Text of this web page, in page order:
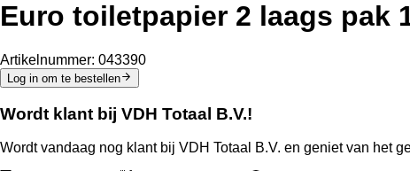
Euro toiletpapier 2 laags pak
Artikelnummer: 043390
Log in om te bestellen
Wordt klant bij VDH Totaal B.V.!
Wordt vandaag nog klant bij VDH Totaal B.V. en geniet van het